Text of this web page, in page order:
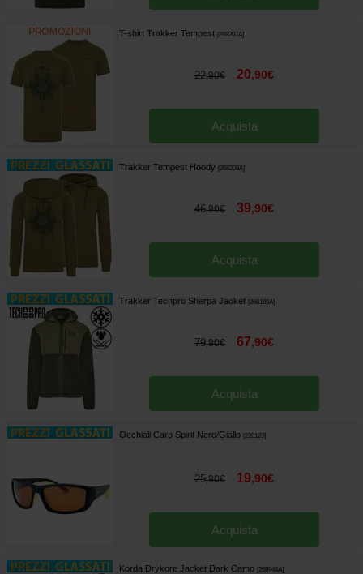
T-shirt Trakker Tempest 268207A]
22,90€ 20,90€
Acquista
Trakker Tempest Hoody 268203A]
46,90€ 39,90€
Acquista
Trakker Techpro Sherpa Jacket 268199A]
79,90€ 67,90€
Acquista
Occhiali Carp Spirit Nero/Giallo 220123]
25,90€ 19,90€
Acquista
Korda Drykore Jacket Dark Camo 268948A]